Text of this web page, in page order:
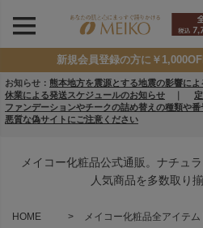
新規会員登録の方に￥
お知らせ： 熊本地方を震源とする地震の影響に
休業による発送スケジュールのお知らせ
ファンデーションやチークの詰め替えの種類や
悪質な偽サイトにご注意ください
メイコー化粧品公式通販。ナチュ
人気商品を多数取り
HOME メイコー化粧品全アイテム